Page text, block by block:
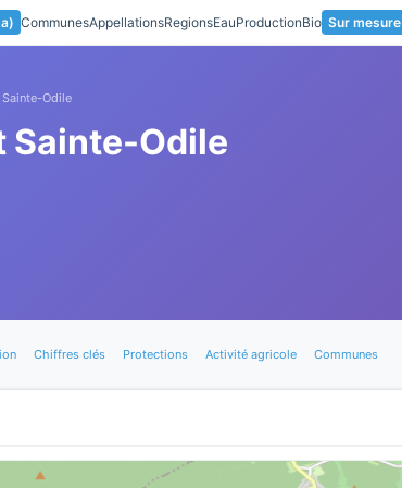
CommunesAppellationsRegionsEauProductionBio Sur mesure
Odile
Sainte-Odile
Chiffres clés Protections Activité agricole Communes